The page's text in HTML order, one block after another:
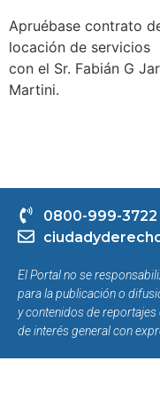
Apruébase contrato
locación de servicios
con el Sr. Fabián G
Martini.
0800-999-3722
El Portal no se
para la publicación o
y contenidos de
de interés general con